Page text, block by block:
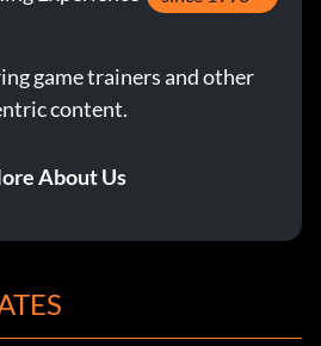
Terminez la quatrième mission.
? Terminez la cinquième
game trainers and other
content.
About Us